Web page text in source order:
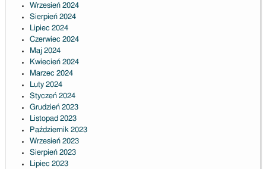
Wrzesień 2024
Sierpień 2024
Lipiec 2024
Czerwiec 2024
Maj 2024
Kwiecień 2024
Marzec 2024
Luty 2024
Styczeń 2024
Grudzień 2023
Listopad 2023
Październik 2023
Wrzesień 2023
Sierpień 2023
Lipiec 2023